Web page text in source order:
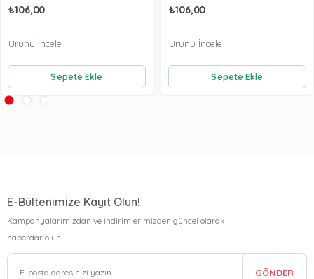
₺106,00
Sepete Ekle
Ürünü İncele
₺106,00
Sepete Ekle
Ürünü İncele
E-Bültenimize Kayıt Olun!
Kampanyalarımızdan ve indirimlerimizden güncel olarak
haberdar olun.
GÖNDER